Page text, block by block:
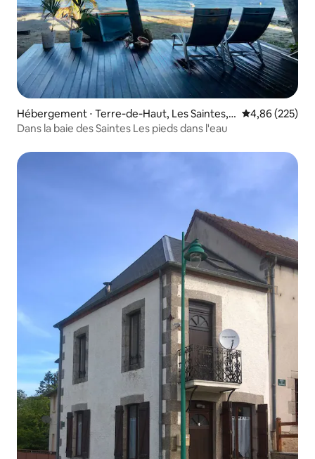
Hébergement ⋅ Terre‑de‑Haut, Les Saintes,
Guadeloupe
Évaluation
4,86 (225)
Dans la baie des Saintes Les pieds dans l'eau